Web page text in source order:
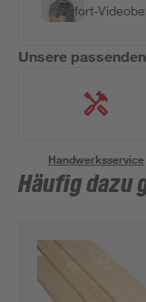
Sofort-
Unsere
Handwerksservice
Häufig dazu